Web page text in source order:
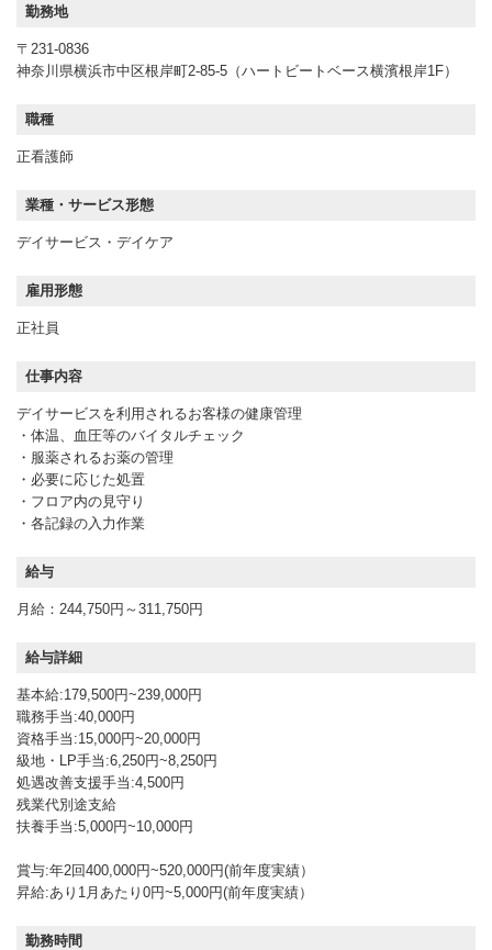
勤務地
〒231-0836
神奈川県横浜市中区根岸町2-85-5（ハートビートベース横濱根岸1F）
職種
正看護師
業種・サービス形態
デイサービス・デイケア
雇用形態
正社員
仕事内容
デイサービスを利用されるお客様の健康管理
・体温、血圧等のバイタルチェック
・服薬されるお薬の管理
・必要に応じた処置
・フロア内の見守り
・各記録の入力作業
給与
月給：244,750円～311,750円
給与詳細
基本給:179,500円~239,000円
職務手当:40,000円
資格手当:15,000円~20,000円
級地・LP手当:6,250円~8,250円
処遇改善支援手当:4,500円
残業代別途支給
扶養手当:5,000円~10,000円
賞与:年2回400,000円~520,000円(前年度実績）
昇給:あり1月あたり0円~5,000円(前年度実績）
勤務時間